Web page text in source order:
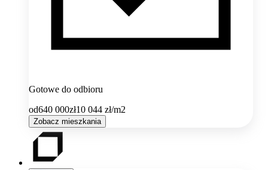
Gotowe do odbioru
od640 000zł10 044 zł/m2
Zobacz mieszkania